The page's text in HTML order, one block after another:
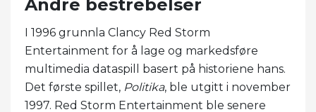
Andre bestrebelser
I 1996 grunnla Clancy Red Storm
Entertainment for å lage og markedsføre
multimedia dataspill basert på historiene hans.
Det første spillet, Politika, ble utgitt i november
1997. Red Storm Entertainment ble senere